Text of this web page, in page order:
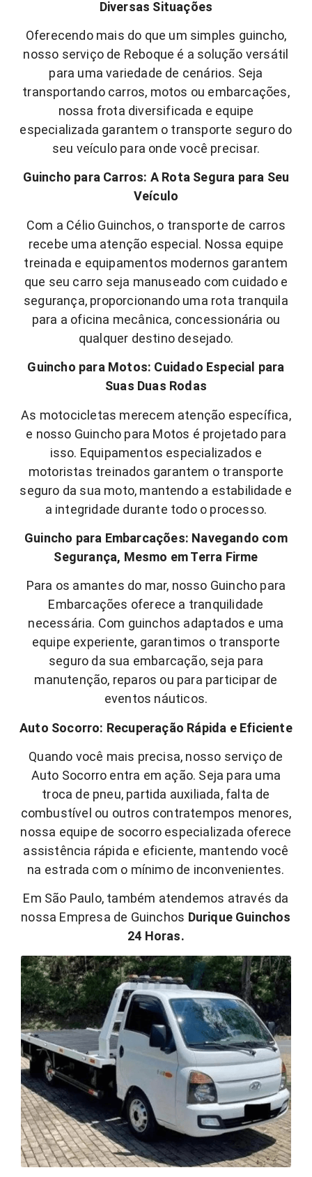
Diversas Situações
Oferecendo mais do que um simples guincho,
nosso serviço de Reboque é a solução versátil
para uma variedade de cenários. Seja
transportando carros, motos ou embarcações,
nossa frota diversificada e equipe
especializada garantem o transporte seguro do
seu veículo para onde você precisar.
Guincho para Carros: A Rota Segura para Seu
Veículo
Com a Célio Guinchos, o transporte de carros
recebe uma atenção especial. Nossa equipe
treinada e equipamentos modernos garantem
que seu carro seja manuseado com cuidado e
segurança, proporcionando uma rota tranquila
para a oficina mecânica, concessionária ou
qualquer destino desejado.
Guincho para Motos: Cuidado Especial para
Suas Duas Rodas
As motocicletas merecem atenção específica,
e nosso Guincho para Motos é projetado para
isso. Equipamentos especializados e
motoristas treinados garantem o transporte
seguro da sua moto, mantendo a estabilidade e
a integridade durante todo o processo.
Guincho para Embarcações: Navegando com
Segurança, Mesmo em Terra Firme
Para os amantes do mar, nosso Guincho para
Embarcações oferece a tranquilidade
necessária. Com guinchos adaptados e uma
equipe experiente, garantimos o transporte
seguro da sua embarcação, seja para
manutenção, reparos ou para participar de
eventos náuticos.
Auto Socorro: Recuperação Rápida e Eficiente
Quando você mais precisa, nosso serviço de
Auto Socorro entra em ação. Seja para uma
troca de pneu, partida auxiliada, falta de
combustível ou outros contratempos menores,
nossa equipe de socorro especializada oferece
assistência rápida e eficiente, mantendo você
na estrada com o mínimo de inconvenientes.
Em São Paulo, também atendemos através da
nossa Empresa de Guinchos Durique Guinchos
24 Horas.